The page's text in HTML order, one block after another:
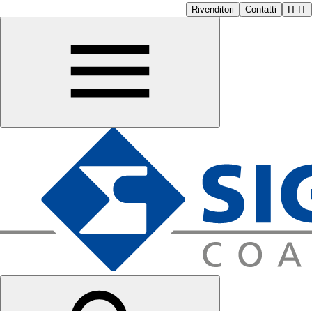
Rivenditori Contatti IT-IT